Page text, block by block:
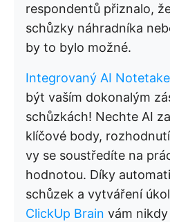
respondentů přiznalo,
schůzky náhradníka
by to bylo možné.
Integrovaný AI
být vaším dokonalým
schůzkách! Nechte AI
klíčové body,
vy se soustředíte na
hodnotou. Díky
schůzek a vytváření
ClickUp Brain vám